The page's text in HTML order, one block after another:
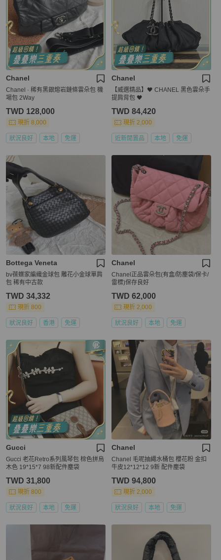
Chanel
Chanel · 稀有黑銀熔岩鏈條雲朵包 機
場包 2Way
TWD 128,000
現折 8,000
狀況良好 本地 免運
Chanel
【威選精品】🖤 CHANEL 黑色雲朵手
提肩背包 🖤
TWD 84,420
現折 2,000
近新閒置品 本地 免運
Bottega Veneta
bv葆蝶家編織金球包 雕花小金球單肩
包 稀有中古款
TWD 34,332
現折 800
狀況良好 香港 免運
Chanel
Chanel正品雲朵包(有盒/防塵袋/保卡/
雷標)保存良好
TWD 62,000
現折 2,000
狀況良好 本地 免運
Gucci
Gucci 老花Retro系列風琴包 棕色拼烏
木色 19*15*7 98新配件塵袋
TWD 31,800
現折 800
狀況良好 本地 免運
Chanel
Chanel 毛呢抽繩水桶包 櫻花粉 金扣
牛皮12*12*12 9新 配件塵袋
TWD 94,800
現折 2,000
狀況良好 本地 免運